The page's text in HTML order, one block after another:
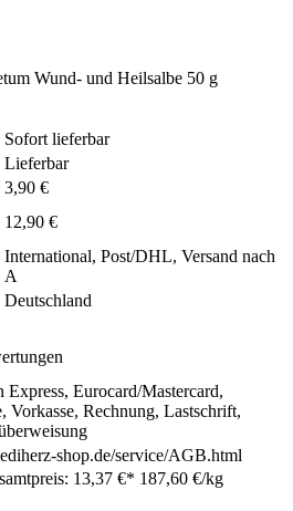
Wund- und Heilsalbe 50 g
Sofort lieferbar
Lieferbar
3,90 €
12,90 €
International, Post/DHL, Versand nach
A
Deutschland
Express, Eurocard/Mastercard,
Vorkasse, Rechnung, Lastschrift,
shop.de/service/AGB.html
13,37 €* 187,60 €/kg